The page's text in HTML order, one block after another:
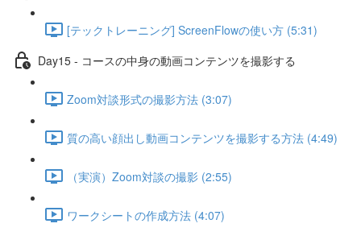
[テックトレーニング] ScreenFlowの使い方 (5:31)
Day15 - コースの中身の動画コンテンツを撮影する
Zoom対談形式の撮影方法 (3:07)
質の高い顔出し動画コンテンツを撮影する方法 (4:49)
（実演）Zoom対談の撮影 (2:55)
ワークシートの作成方法 (4:07)